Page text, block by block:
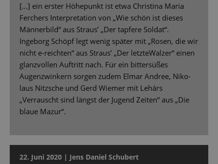
[…] ein erster Höhepunkt ist etwa Christina Maria
Ferchers Interpretation von „Wie schön ist dieses
Männerbild“ aus Straus’ „Der tapfere Soldat“.
Ingeborg Schöpf legt wenig später mit „Rosen, die wir
nicht e-reichten“ aus Straus’ „Der letzteWalzer“ einen
glanzvollen Auftritt nach. Für ein bittersüßes
Augenzwinkern sorgen zudem Elmar Andree, Niko-
laus Nitzsche und Gerd Wiemer mit Lehárs
„Verrauscht sind längst der Jugend Zeiten“ aus „Die
blaue Mazur“.
22. Juni 2020 | Jens Daniel Schubert